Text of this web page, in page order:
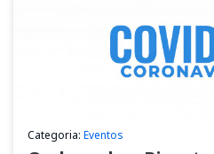
Categoria: Eventos